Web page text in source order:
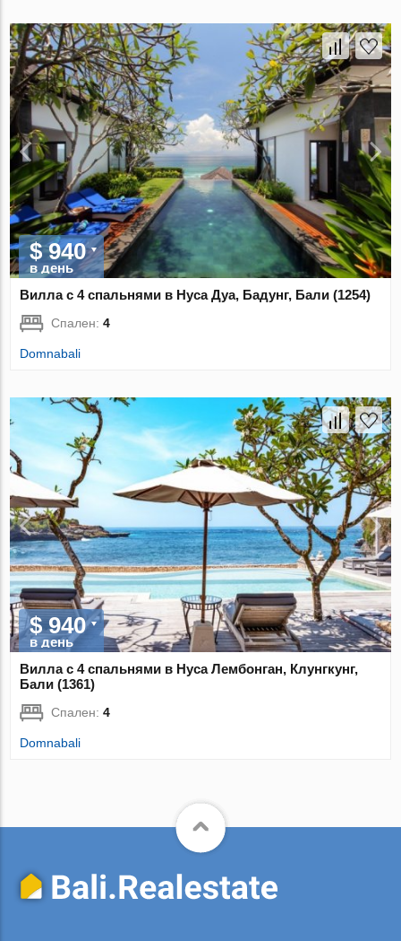
$ 940
в день
Вилла с 4 спальнями в Нуса Дуа, Бадунг, Бали (1254)
Спален:4
Domnabali
$ 940
в день
Вилла с 4 спальнями в Нуса Лембонган, Клунгкунг,
Бали (1361)
Спален:4
Domnabali